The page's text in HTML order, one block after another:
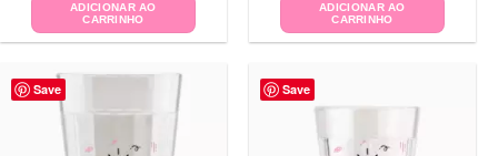
ADICIONAR AO
CARRINHO
ADICIONAR AO
CARRINHO
Save Save